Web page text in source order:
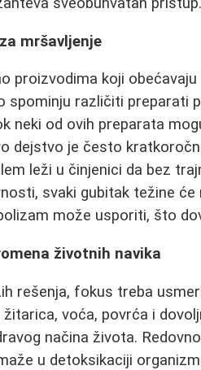
mršavljenje
proizvodima koji
spominju različiti preparati
neki od ovih preparata
dejstvo je često
leži u činjenici da bez
svaki gubitak težine
može usporiti, što
životnih navika
rešenja, fokus treba
voća, povrća i
načina života.
u detoksikaciji